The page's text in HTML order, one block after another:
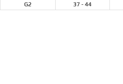
G2
37 - 44